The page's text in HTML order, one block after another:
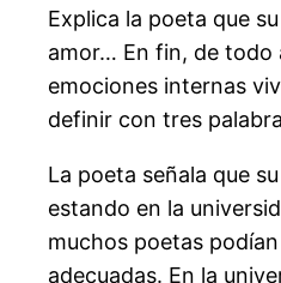
Explica la poeta que
amor… En fin, de todo
emociones internas
definir con tres
La poeta señala que
estando en la
muchos poetas
adecuadas. En la